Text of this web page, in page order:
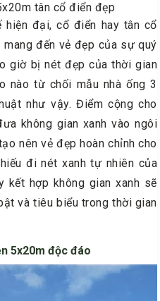
tân cổ điển đẹp
hiện đại, cổ điển hay tân cổ
đến vẻ đẹp của sự quý
giờ bị nét đẹp của thời gian
nào từ chối mẫu nhà ống 3
như vậy. Điểm cộng cho
không gian xanh vào ngôi
nên vẻ đẹp hoàn chỉnh cho
đi nét xanh tự nhiên của
kết hợp không gian xanh sẽ
và tiêu biểu trong thời gian
5x20m độc đáo